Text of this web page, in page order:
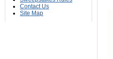
Contact Us
Site Map